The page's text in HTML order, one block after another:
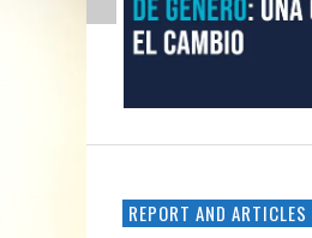
REPORT AND ARTICLES